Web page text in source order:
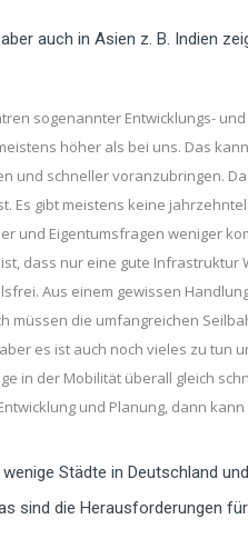
auch in Asien z. B. Indien
sogenannter Entwicklungs-
höher als bei uns. Das
und schneller voranzubringen.
Es gibt meistens keine
und Eigentumsfragen weniger
dass nur eine gute
Aus einem gewissen
müssen die umfangreichen
es ist auch noch vieles zu tun
in der Mobilität überall gleich
und Planung, dann
Städte in Deutschland
sind die Herausforderungen